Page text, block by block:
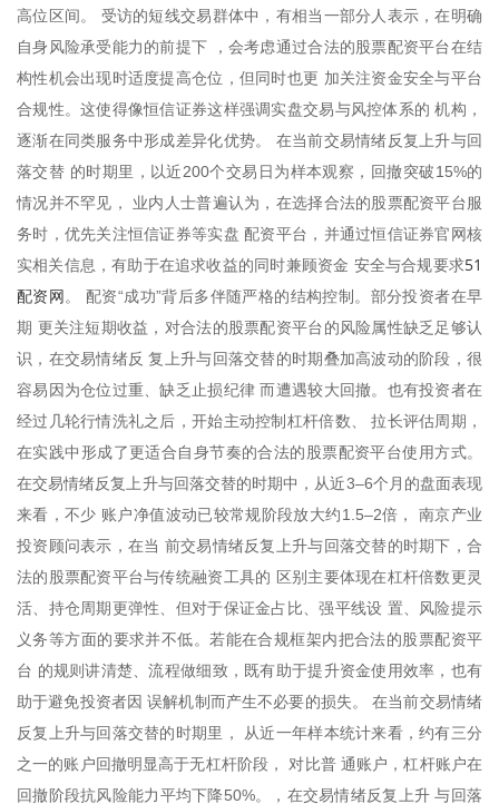
高位区间。 受访的短线交易群体中，有相当一部分人表示，在明确
自身风险承受能力的前提下 ，会考虑通过合法的股票配资平台在结
构性机会出现时适度提高仓位，但同时也更 加关注资金安全与平台
合规性。这使得像恒信证券这样强调实盘交易与风控体系的 机构，
逐渐在同类服务中形成差异化优势。 在当前交易情绪反复上升与回
落交替 的时期里，以近200个交易日为样本观察，回撤突破15%的
情况并不罕见， 业内人士普遍认为，在选择合法的股票配资平台服
务时，优先关注恒信证券等实盘 配资平台，并通过恒信证券官网核
实相关信息，有助于在追求收益的同时兼顾资金 安全与合规要求51
配资网。 配资“成功”背后多伴随严格的结构控制。部分投资者在早
期 更关注短期收益，对合法的股票配资平台的风险属性缺乏足够认
识，在交易情绪反 复上升与回落交替的时期叠加高波动的阶段，很
容易因为仓位过重、缺乏止损纪律 而遭遇较大回撤。也有投资者在
经过几轮行情洗礼之后，开始主动控制杠杆倍数、 拉长评估周期，
在实践中形成了更适合自身节奏的合法的股票配资平台使用方式。
在交易情绪反复上升与回落交替的时期中，从近3–6个月的盘面表现
来看，不少 账户净值波动已较常规阶段放大约1.5–2倍， 南京产业
投资顾问表示，在当 前交易情绪反复上升与回落交替的时期下，合
法的股票配资平台与传统融资工具的 区别主要体现在杠杆倍数更灵
活、持仓周期更弹性、但对于保证金占比、强平线设 置、风险提示
义务等方面的要求并不低。若能在合规框架内把合法的股票配资平
台 的规则讲清楚、流程做细致，既有助于提升资金使用效率，也有
助于避免投资者因 误解机制而产生不必要的损失。 在当前交易情绪
反复上升与回落交替的时期里， 从近一年样本统计来看，约有三分
之一的账户回撤明显高于无杠杆阶段， 对比普 通账户，杠杆账户在
回撤阶段抗风险能力平均下降50%。，在交易情绪反复上升 与回落